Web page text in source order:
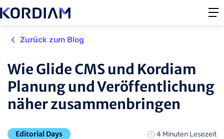
Zurück zum Blog
Wie Glide CMS und Kordiam
Planung und Veröffentlichung
näher zusammenbringen
Editorial Days 4 Minuten Lesezeit